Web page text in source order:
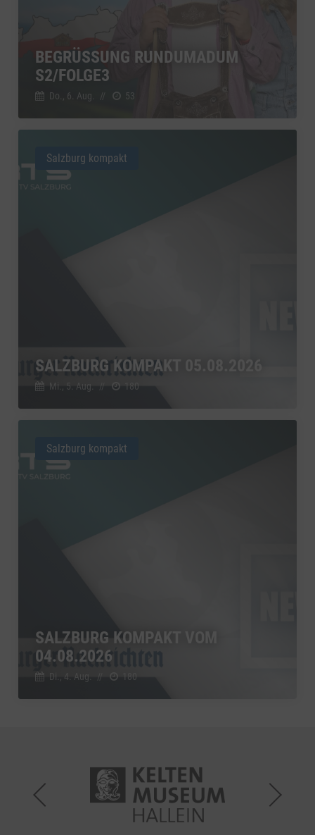
BEGRÜSSUNG RUNDUMADUM S
2/FOLGE3
Do., 6. Aug. // 53
SALZBURG KOMPAKT 05.08.2026
Mi., 5. Aug. // 180
Salzburg kompakt
SALZBURG KOMPAKT VOM
04.08.2026
Di., 4. Aug. // 180
Salzburg kompakt